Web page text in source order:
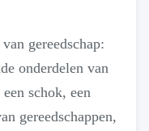
gereedschap:
onderdelen van
schok, een
gereedschappen,